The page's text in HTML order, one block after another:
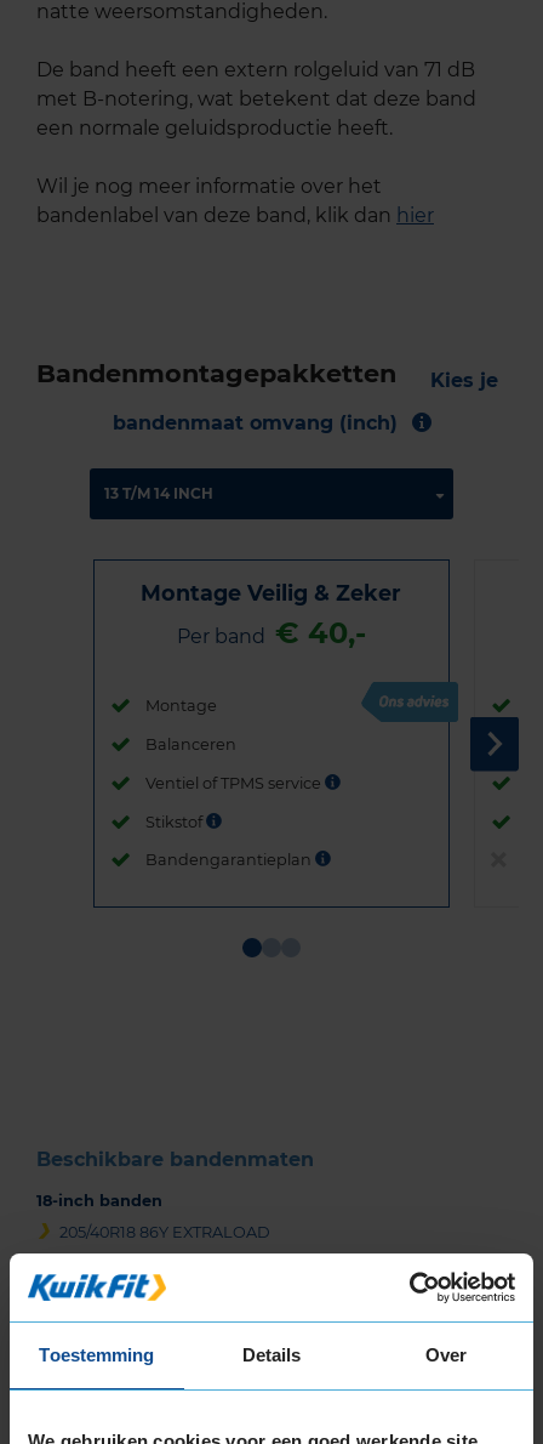
Toestemming Details Over
natte weersomstandigheden.
De band heeft een extern rolgeluid van 71 dB
met B-notering, wat betekent dat deze band
een normale geluidsproductie heeft.
Wil je nog meer informatie over het
bandenlabel van deze band, klik dan hier
Bandenmontagepakketten
Kies je
bandenmaat omvang (inch)
Montage Veilig & Zeker
Per band € 40,-
Montage
Balanceren
Ventiel of TPMS service
Stikstof
Bandengarantieplan
Beschikbare bandenmaten
18-inch banden
205/40R18 86Y EXTRALOAD
225/40R18 92Y EXTRALOAD
225/40R18 92Y EXTRALOAD
225/40R18 92Y EXTRALOAD
225/40R18 92Y EXTRALOAD